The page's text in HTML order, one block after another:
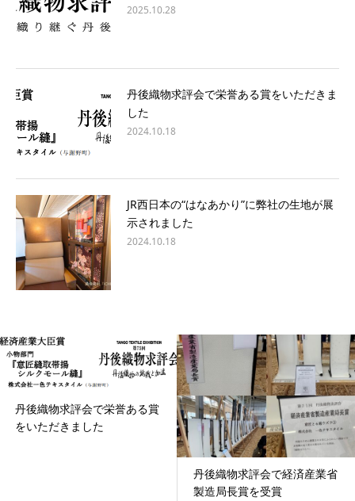
2025.10.28
丹後織物求評会で栄誉ある賞をいただきま
した
2024.10.18
JR西日本の“はなあかり”に弊社の生地が展
示されました
2024.10.18
丹後織物求評会で栄誉ある賞
をいただきました
丹後織物求評会で経済産業省
製造局長賞を受賞